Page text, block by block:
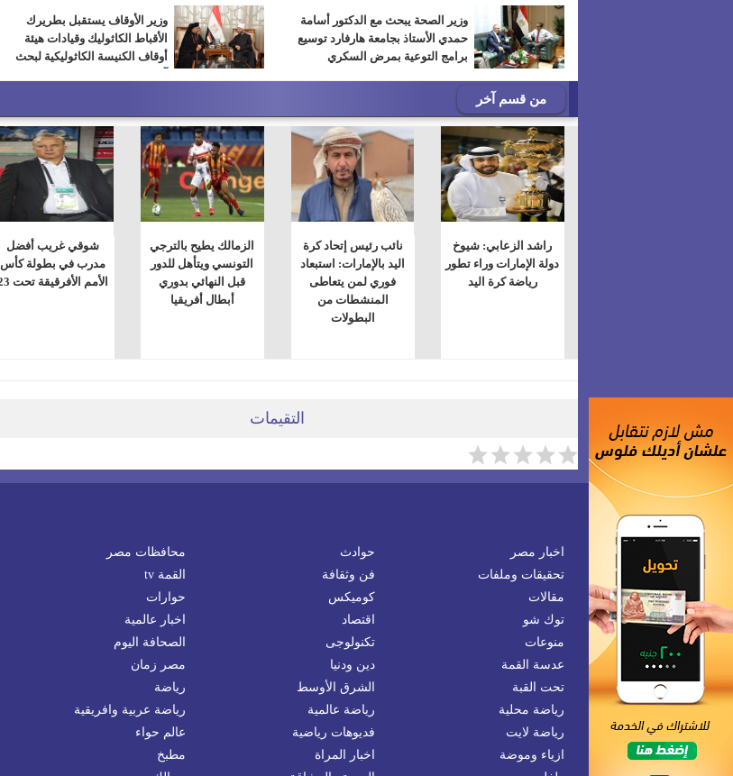
وزير الصحة يبحث مع الدكتور أسامة
حمدي الأستاذ بجامعة هارفارد توسيع
برامج التوعية بمرض السكري
وزير الأوقاف يستقبل بطريرك
الأقباط الكاثوليك وقيادات هيئة
أوقاف الكنيسة الكاثوليكية لبحث
من قسم آخر
راشد الزعابي: شيوخ
دولة الإمارات وراء تطور
رياضة كرة اليد
نائب رئيس إتحاد كرة
اليد بالإمارات: استبعاد
فوري لمن يتعاطى
المنشطات من
البطولات
الزمالك يطيح بالترجي
التونسي ويتأهل للدور
قبل النهائي بدوري
أبطال أفريقيا
شوقي غريب أفضل
مدرب في بطولة كأس
الأمم الأفرقيقة تحت 23
التقيمات
اخبار مصر حوادث
محافظات مصر
تحقيقات وملفات
فن وثقافة
القمة tv
مقالات
كوميكس
حوارات
توك شو
اقتصاد
اخبار عالمية
منوعات
تكنولوجى
الصحافة اليوم
عدسة القمة
دين ودنيا
مصر زمان
تحت القبة
الشرق الأوسط
رياضة
رياضة محلية
رياضة عالمية
رياضة عربية وافريقية
رياضة لايت
فديوهات رياضية
عالم حواء
ازياء وموضة
اخبار المراة
مطبخ